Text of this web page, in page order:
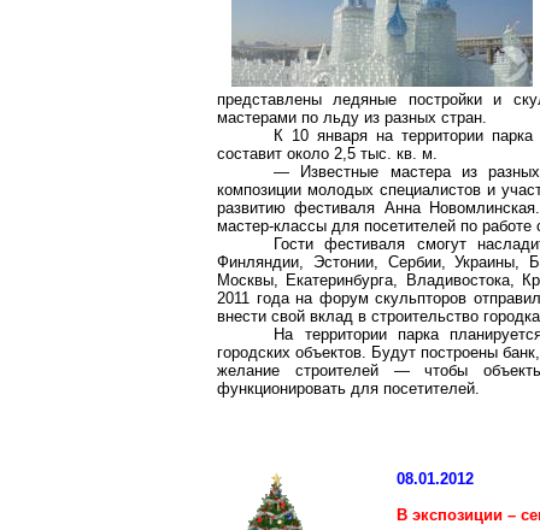
представлены ледяные постройки и
мастерами по льду из разных стран.
К 10 января на территории
составит около 2,5 тыс. кв. м.
— Известные мастера из
композиции молодых специалистов и
развитию фестиваля Анна Новомлинская
мастер-классы для посетителей по
Гости фестиваля смогут
Финляндии, Эстонии, Сербии, Украины,
Москвы, Екатеринбурга, Владивостока,
2011 года на форум скульпторов
внести свой вклад в строительство
На территории парка
городских объектов. Будут построены
желание строителей — чтобы
функционировать для посетителей.
08.01.2012
В экспозиции –